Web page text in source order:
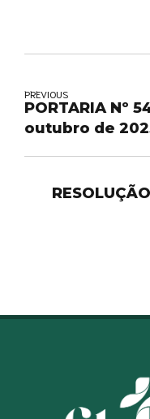
PREVIOUS
PORTARIA Nº
outubro de